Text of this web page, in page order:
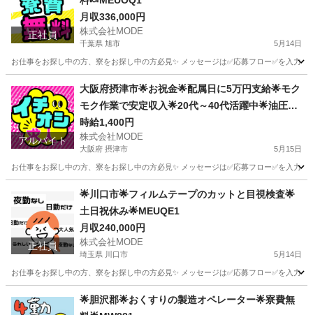
正社員
月収336,000円
株式会社MODE
千葉県 旭市 5月14日
お仕事をお探し中の方、寮をお探し中の方必見✨ メッセージは✅応募フロー✅を入力
その他 未経験
アルバイト
大阪府摂津市🌟お祝金🌟配属日に5万円支給🌟モク
モク作業で安定収入🌟20代～40代活躍中🌟油圧機
器の加工・組立スタッフ🌟MTKOSDSD
時給1,400円
株式会社MODE
大阪府 摂津市 5月15日
お仕事をお探し中の方、寮をお探し中の方必見✨ メッセージは✅応募フロー✅を入力
軽作業
正社員
🌟川口市🌟フィルムテープのカットと目視検査🌟
土日祝休み🌟MEUQE1
月収240,000円
株式会社MODE
埼玉県 川口市 5月14日
お仕事をお探し中の方、寮をお探し中の方必見✨ メッセージは✅応募フロー✅を入力
その他 未経験
🌟胆沢郡🌟おくすりの製造オペレーター🌟寮費無